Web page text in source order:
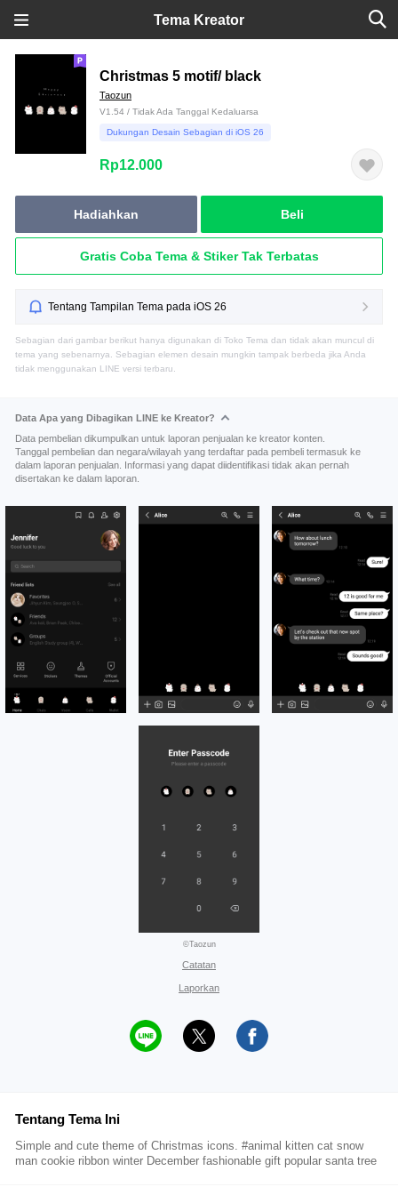
Tema Kreator
Christmas 5 motif/ black
Taozun
V1.54 / Tidak Ada Tanggal Kedaluarsa
Dukungan Desain Sebagian di iOS 26
Rp12.000
Hadiahkan Beli
Gratis Coba Tema & Stiker Tak Terbatas
Tentang Tampilan Tema pada iOS 26
Sebagian dari gambar berikut hanya digunakan di Toko Tema dan tidak akan muncul di
tema yang sebenarnya. Sebagian elemen desain mungkin tampak berbeda jika Anda
tidak menggunakan LINE versi terbaru.
Data Apa yang Dibagikan LINE ke Kreator?
Data pembelian dikumpulkan untuk laporan penjualan ke kreator konten.
Tanggal pembelian dan negara/wilayah yang terdaftar pada pembeli termasuk ke
dalam laporan penjualan. Informasi yang dapat diidentifikasi tidak akan pernah
disertakan ke dalam laporan.
©Taozun
Catatan
Laporkan
Tentang Tema Ini
Simple and cute theme of Christmas icons. #animal kitten cat snow
man cookie ribbon winter December fashionable gift popular santa tree